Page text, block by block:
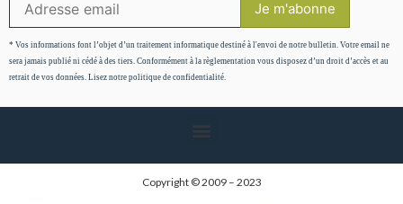
* Vos informations font l’objet d’un traitement informatique destiné à l'envoi de notre bulletin. Votre email ne
sera jamais publié ni cédé à des tiers. Conformément à la règlementation vous disposez d’un droit d’accès et au
retrait de vos données. Lisez notre politique de confidentialité.
Copyright © 2009 – 2023